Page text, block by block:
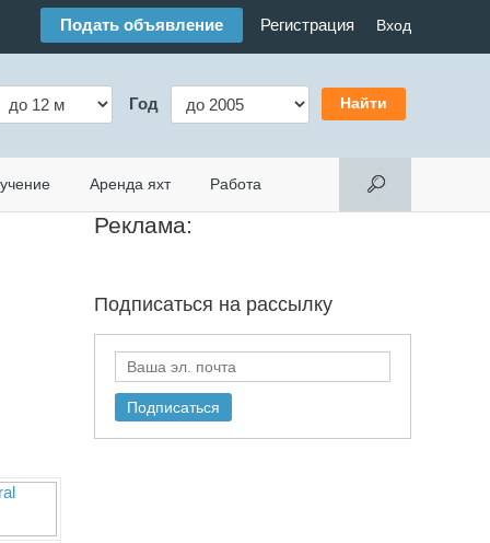
Подать объявление Регистрация Вход
Год
Аренда яхт Работа
Реклама:
Подписаться на рассылку